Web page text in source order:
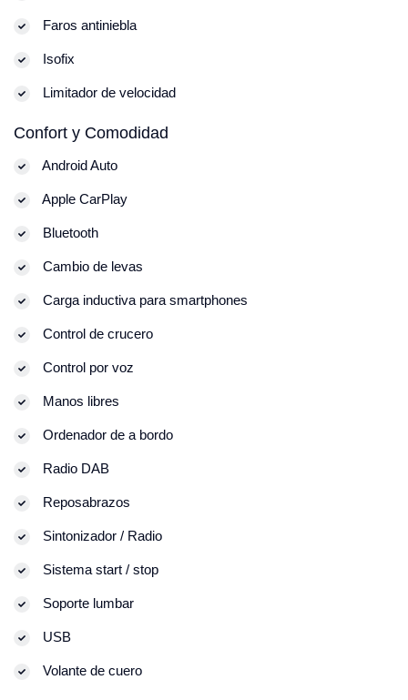
Faros antiniebla
Isofix
Limitador de velocidad
Confort y Comodidad
Android Auto
Apple CarPlay
Bluetooth
Cambio de levas
Carga inductiva para smartphones
Control de crucero
Control por voz
Manos libres
Ordenador de a bordo
Radio DAB
Reposabrazos
Sintonizador / Radio
Sistema start / stop
Soporte lumbar
USB
Volante de cuero